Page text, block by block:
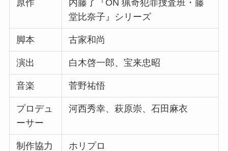
原作
内藤了『ON 猟奇犯罪捜査班・藤
堂比奈子』シリーズ
脚本 古家和尚
演出 白木啓一郎、宝来忠昭
音楽 菅野祐悟
プロデュ
ーサー
河西秀幸、萩原崇、石田麻衣
制作協力 ホリプロ